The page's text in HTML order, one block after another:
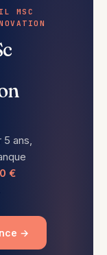
MSC
5 ans,
€
→